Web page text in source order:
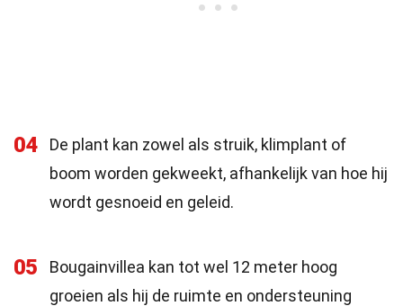
04
De plant kan zowel als struik, klimplant of
boom worden gekweekt, afhankelijk van hoe hij
wordt gesnoeid en geleid.
05
Bougainvillea kan tot wel 12 meter hoog
groeien als hij de ruimte en ondersteuning